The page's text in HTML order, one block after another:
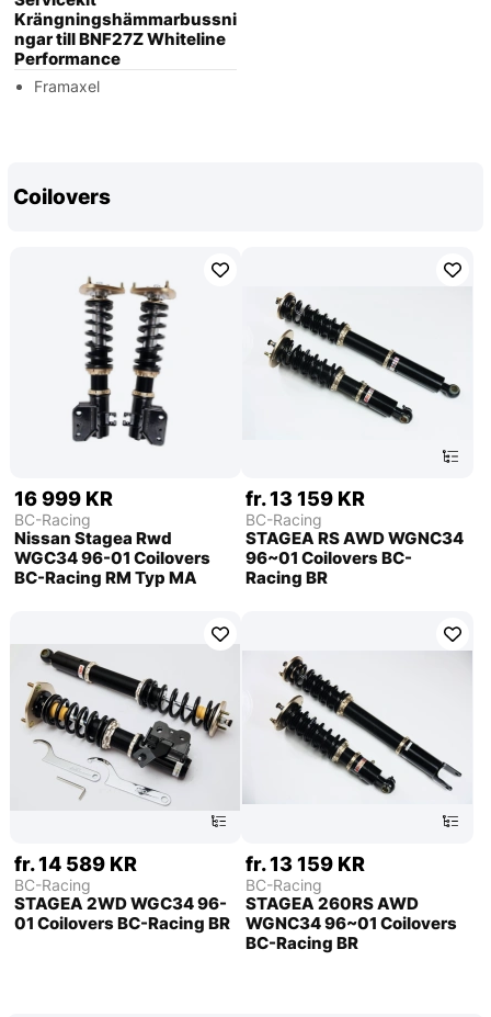
Krängningshämmarbussni
ngar till BNF27Z Whiteline
Performance
Framaxel
Coilovers
16 999 KR
BC-Racing
Nissan Stagea Rwd
WGC34 96-01 Coilovers
BC-Racing RM Typ MA
fr. 13 159 KR
BC-Racing
STAGEA RS AWD WGNC34
96~01 Coilovers BC-
Racing BR
fr. 14 589 KR
BC-Racing
STAGEA 2WD WGC34 96-
01 Coilovers BC-Racing BR
fr. 13 159 KR
BC-Racing
STAGEA 260RS AWD
WGNC34 96~01 Coilovers
BC-Racing BR